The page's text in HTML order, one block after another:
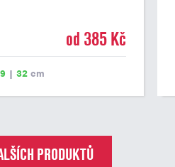
od 385 Kč
|32 cm
PRODUKTŮ